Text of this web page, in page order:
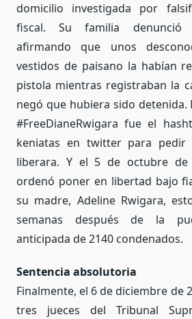
domicilio investigada por
fiscal. Su familia denunció
afirmando que unos
vestidos de paisano la habían
pistola mientras registraban la
negó que hubiera sido detenida.
#FreeDianeRwigara fue el
keniatas en twitter para pedir
liberara. Y el 5 de octubre de
ordenó poner en libertad bajo
su madre, Adeline Rwigara,
semanas después de la
anticipada de 2140 condenados.
Sentencia absolutoria
Finalmente, el 6 de diciembre de
tres jueces del Tribunal